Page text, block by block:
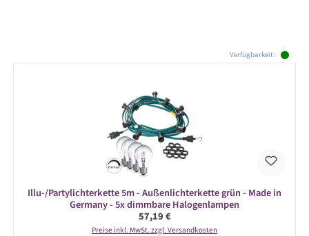
Verfügbarkeit:
Illu-/Partylichterkette 5m - Außenlichterkette grün - Made in
Germany - 5x dimmbare Halogenlampen
Regulärer Preis:
57,19 €
Preise inkl. MwSt. zzgl. Versandkosten